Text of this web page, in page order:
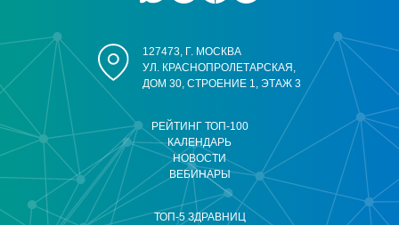
РЕЙТИНГ ТОП-100
КАЛЕНДАРЬ
НОВОСТИ
ВЕБИНАРЫ
ТОП-5 ЗДРАВНИЦ
127473, Г. МОСКВА
УЛ. КРАСНОПРОЛЕТАРСКАЯ,
ДОМ 30, СТРОЕНИЕ 1, ЭТАЖ 3